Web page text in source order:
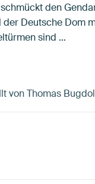
den
der Deutsche Dom
sind …
von Thomas